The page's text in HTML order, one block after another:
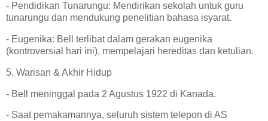
- Pendidikan Tunarungu: Mendirikan sekolah untuk guru
tunarungu dan mendukung penelitian bahasa isyarat.
- Eugenika: Bell terlibat dalam gerakan eugenika
(kontroversial hari ini), mempelajari hereditas dan ketulian.
5. Warisan & Akhir Hidup
- Bell meninggal pada 2 Agustus 1922 di Kanada.
- Saat pemakamannya, seluruh sistem telepon di AS